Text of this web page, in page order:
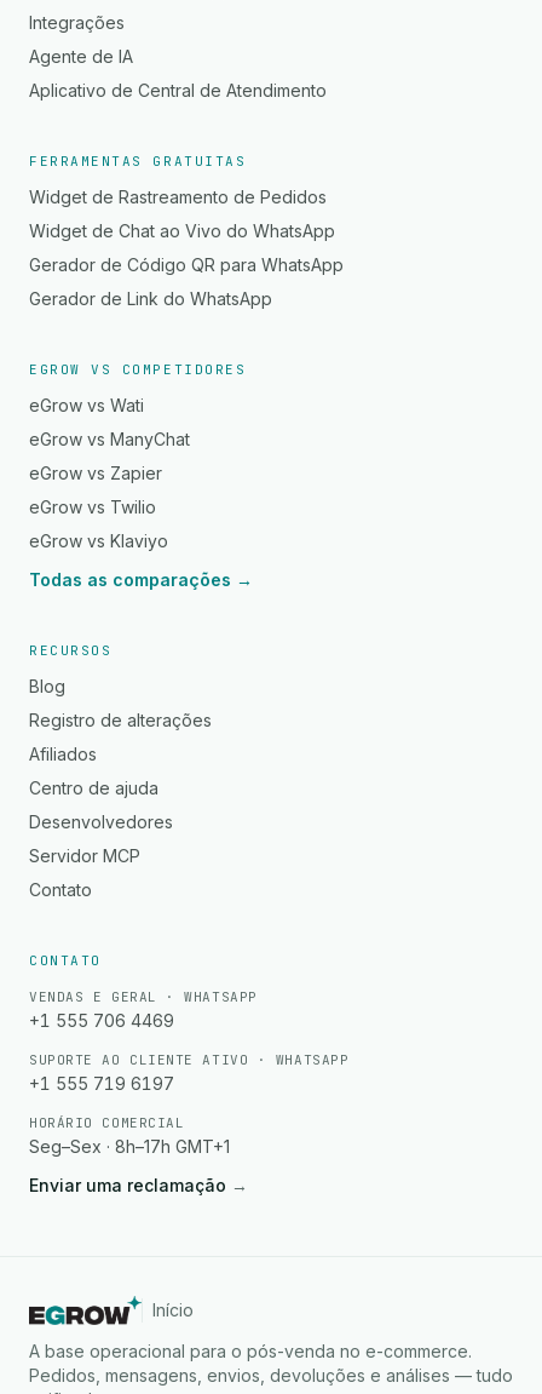
Integrações
Agente de IA
Aplicativo de Central de Atendimento
FERRAMENTAS GRATUITAS
Widget de Rastreamento de Pedidos
Widget de Chat ao Vivo do WhatsApp
Gerador de Código QR para WhatsApp
Gerador de Link do WhatsApp
EGROW VS COMPETIDORES
eGrow vs Wati
eGrow vs ManyChat
eGrow vs Zapier
eGrow vs Twilio
eGrow vs Klaviyo
Todas as comparações →
RECURSOS
Blog
Registro de alterações
Afiliados
Centro de ajuda
Desenvolvedores
Servidor MCP
Contato
CONTATO
VENDAS E GERAL · WHATSAPP
+1 555 706 4469
SUPORTE AO CLIENTE ATIVO · WHATSAPP
+1 555 719 6197
HORÁRIO COMERCIAL
Seg–Sex · 8h–17h GMT+1
Enviar uma reclamação →
Início
A base operacional para o pós-venda no e-commerce.
Pedidos, mensagens, envios, devoluções e análises — tudo